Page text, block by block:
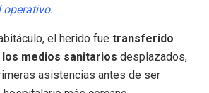
operativo.
el herido fue transferido
medios sanitarios desplazados,
asistencias antes de ser